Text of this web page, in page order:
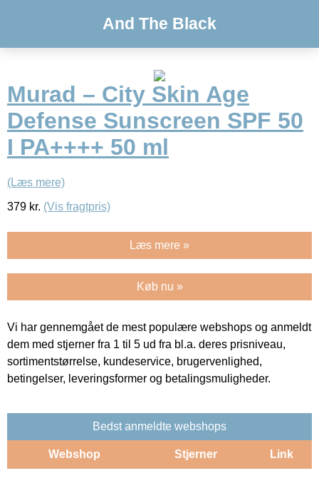
And The Black
Murad – City Skin Age
Defense Sunscreen SPF 50
I PA++++ 50 ml
(Læs mere)
379 kr. (Vis fragtpris)
Læs mere »
Køb nu »
Vi har gennemgået de mest populære webshops og anmeldt
dem med stjerner fra 1 til 5 ud fra bl.a. deres prisniveau,
sortimentstørrelse, kundeservice, brugervenlighed,
betingelser, leveringsformer og betalingsmuligheder.
Bedst anmeldte webshops
Webshop Stjerner Link